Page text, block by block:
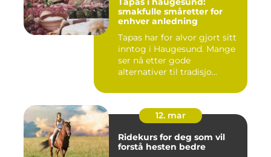
smakfulle småretter for
enhver anledning
Tapas har for alvor gjort sitt
inntog i Haugesund. Mange
ser nå etter gode
alternativer til tradisjo...
12. mar
Ridekurs for deg som vil
forstå hesten bedre